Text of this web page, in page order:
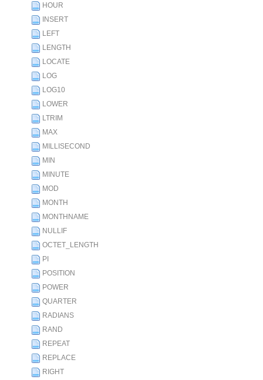
HOUR
INSERT
LEFT
LENGTH
LOCATE
LOG
LOG10
LOWER
LTRIM
MAX
MILLISECOND
MIN
MINUTE
MOD
MONTH
MONTHNAME
NULLIF
OCTET_LENGTH
PI
POSITION
POWER
QUARTER
RADIANS
RAND
REPEAT
REPLACE
RIGHT